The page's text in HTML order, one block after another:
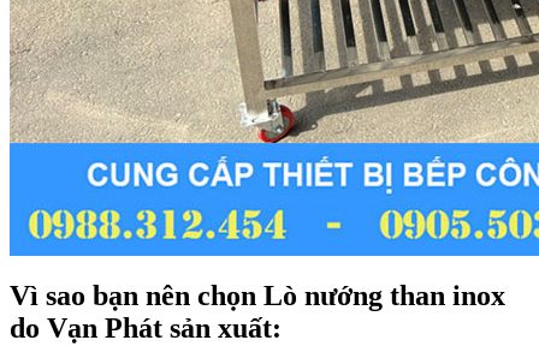
Vì sao bạn nên chọn Lò nướng than inox
do Vạn Phát sản xuất: